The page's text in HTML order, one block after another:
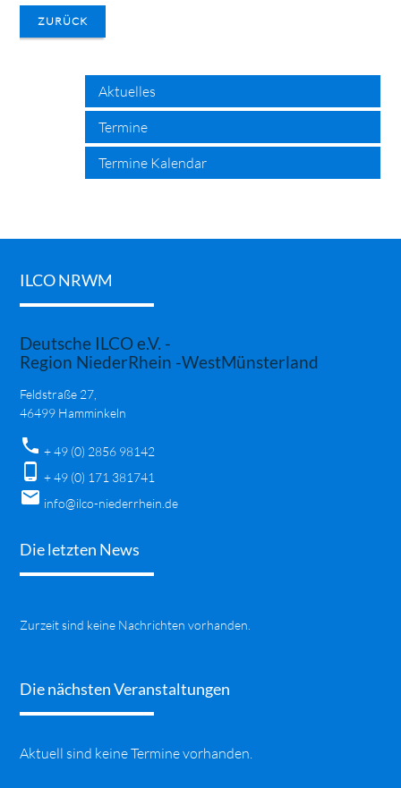
ZURÜCK
Aktuelles
Termine
Termine Kalendar
search
ILCO NRWM
Deutsche ILCO e.V. -
Region NiederRhein -WestMünsterland
Feldstraße 27,
46499 Hamminkeln
phone + 49 (0) 2856 98142
phone_android + 49 (0) 171 381741
mail info@ilco-niederrhein.de
Die letzten News
Zurzeit sind keine Nachrichten vorhanden.
Die nächsten Veranstaltungen
Aktuell sind keine Termine vorhanden.